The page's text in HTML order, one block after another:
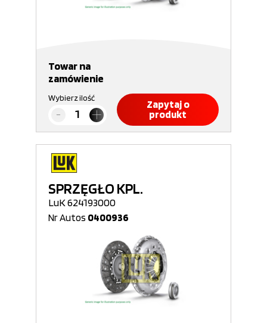
Towar na
zamówienie
Wybierz ilość
Zapytaj o
produkt
SPRZĘGŁO KPL.
LuK 624193000
Nr Autos 0400936